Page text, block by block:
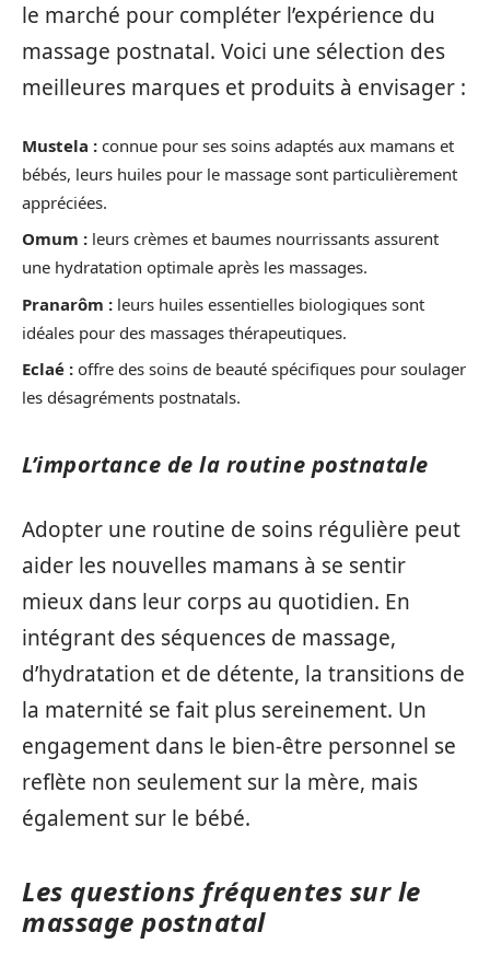
le marché pour compléter l’expérience du
massage postnatal. Voici une sélection des
meilleures marques et produits à envisager :
Mustela : connue pour ses soins adaptés aux mamans et
bébés, leurs huiles pour le massage sont particulièrement
appréciées.
Omum : leurs crèmes et baumes nourrissants assurent
une hydratation optimale après les massages.
Pranarôm : leurs huiles essentielles biologiques sont
idéales pour des massages thérapeutiques.
Eclaé : offre des soins de beauté spécifiques pour soulager
les désagréments postnatals.
L’importance de la routine postnatale
Adopter une routine de soins régulière peut
aider les nouvelles mamans à se sentir
mieux dans leur corps au quotidien. En
intégrant des séquences de massage,
d’hydratation et de détente, la transitions de
la maternité se fait plus sereinement. Un
engagement dans le bien-être personnel se
reflète non seulement sur la mère, mais
également sur le bébé.
Les questions fréquentes sur le
massage postnatal